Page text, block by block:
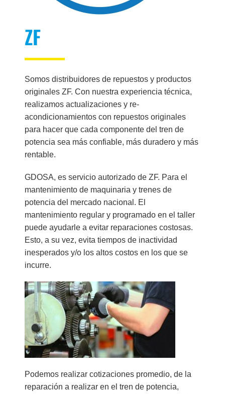
ZF
Somos distribuidores de repuestos y productos
originales ZF. Con nuestra experiencia técnica,
realizamos actualizaciones y re-
acondicionamientos con repuestos originales
para hacer que cada componente del tren de
potencia sea más confiable, más duradero y más
rentable.
GDOSA, es servicio autorizado de ZF. Para el
mantenimiento de maquinaria y trenes de
potencia del mercado nacional. El
mantenimiento regular y programado en el taller
puede ayudarle a evitar reparaciones costosas.
Esto, a su vez, evita tiempos de inactividad
inesperados y/o los altos costos en los que se
incurre.
Podemos realizar cotizaciones promedio, de la
reparación a realizar en el tren de potencia,